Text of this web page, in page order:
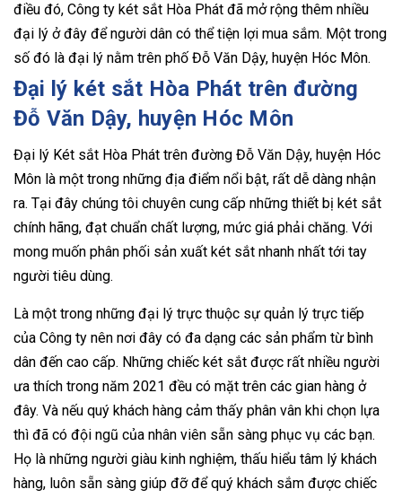
điều đó, Công ty két sắt Hòa Phát đã mở rộng thêm nhiều
đại lý ở đây để người dân có thể tiện lợi mua sắm. Một trong
số đó là đại lý nằm trên phố Đỗ Văn Dậy, huyện Hóc Môn.
Đại lý két sắt Hòa Phát trên đường
Đỗ Văn Dậy, huyện Hóc Môn
Đại lý Két sắt Hòa Phát trên đường Đỗ Văn Dậy, huyện Hóc
Môn là một trong những địa điểm nổi bật, rất dễ dàng nhận
ra. Tại đây chúng tôi chuyên cung cấp những thiết bị két sắt
chính hãng, đạt chuẩn chất lượng, mức giá phải chăng. Với
mong muốn phân phối sản xuất két sắt nhanh nhất tới tay
người tiêu dùng.
Là một trong những đại lý trực thuộc sự quản lý trực tiếp
của Công ty nên nơi đây có đa dạng các sản phẩm từ bình
dân đến cao cấp. Những chiếc két sắt được rất nhiều người
ưa thích trong năm 2021 đều có mặt trên các gian hàng ở
đây. Và nếu quý khách hàng cảm thấy phân vân khi chọn lựa
thì đã có đội ngũ của nhân viên sẵn sàng phục vụ các bạn.
Họ là những người giàu kinh nghiệm, thấu hiểu tâm lý khách
hàng, luôn sẵn sàng giúp đỡ để quý khách sắm được chiếc